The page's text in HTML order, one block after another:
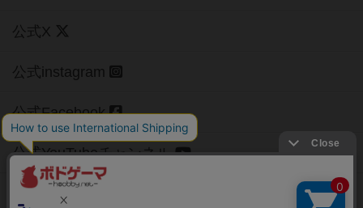
公式X
公式instagram
公式Facebook
公式YouTubeチャンネル